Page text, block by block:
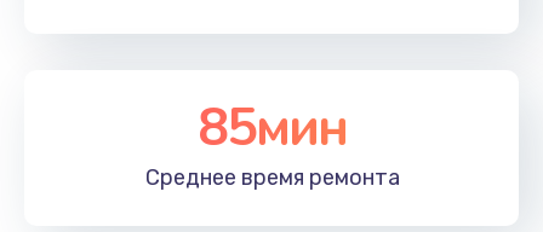
85мин
Среднее время ремонта